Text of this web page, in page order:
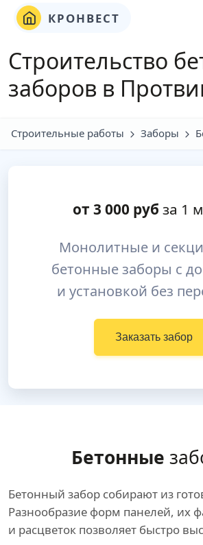
КРОНВЕСТ
Строительство
заборов в
Строительные работы Заборы
от 3 000руб за 1
Монолитные и
бетонные заборы с
и установкой без
Заказать забор
Бетонные
Бетонный забор собирают из
Разнообразие форм панелей, их
и расцветок позволяет быстро